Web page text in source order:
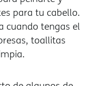
para tu cabello.
cuando tengas el
toallitas